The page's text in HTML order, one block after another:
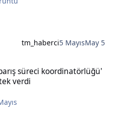
tm_haberci5 MayısMay 5
süreci koordinatörlüğü'
verdi